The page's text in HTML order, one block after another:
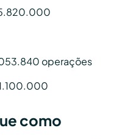
operações
como